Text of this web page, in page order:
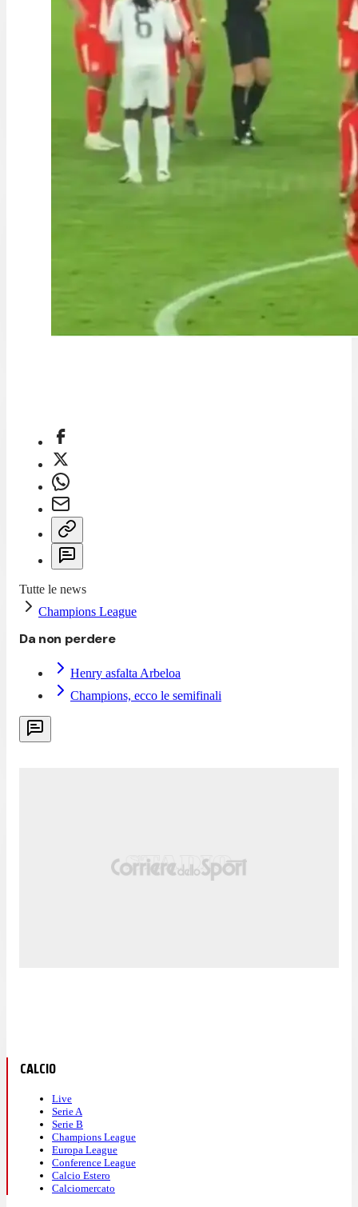
Tutte le news
Champions League
Da non perdere
Henry asfalta Arbeloa
Champions, ecco le semifinali
CALCIO
Live
Serie A
Serie B
Champions League
Europa League
Conference League
Calcio Estero
Calciomercato